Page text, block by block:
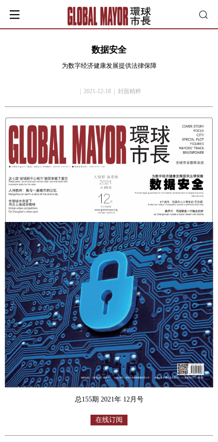
数据安全
为数字经济健康发展提供法律保障
| 2021-12-18 | 封面精粹
总155期 2021年 12月号
在线订阅